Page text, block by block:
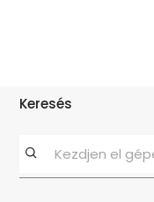
Keresés